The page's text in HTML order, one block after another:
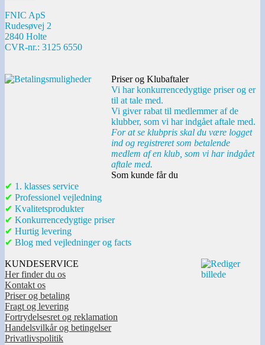
FNIC ApS
Rudesøvej 2
2840 Holte
CVR-nr.: 3125 6550
Priser og Klubaftaler
Vi har konkurrencedygtige priser og er
til at tale med.
Vi giver rabat til medlemmer af de
klubber, som vi har indgået aftale med.
For at se klubpris skal du være logget
ind og registreret som betalende
medlem af en klub, som vi har indgået
aftale med.
Som kunde får du
✔ 1. klasses service
✔ Professionel vejledning
✔ Kvalitetsprodukter
✔ Konkurrencedygtige priser
✔ Hurtig levering
✔ Blog med vejledninger og facts
KUNDESERVICE
Her finder du os
Kontakt os
Priser og betaling
Fragt og levering
Fortrydelsesret og reklamation
Handelsvilkår og betingelser
Privatlivspolitik